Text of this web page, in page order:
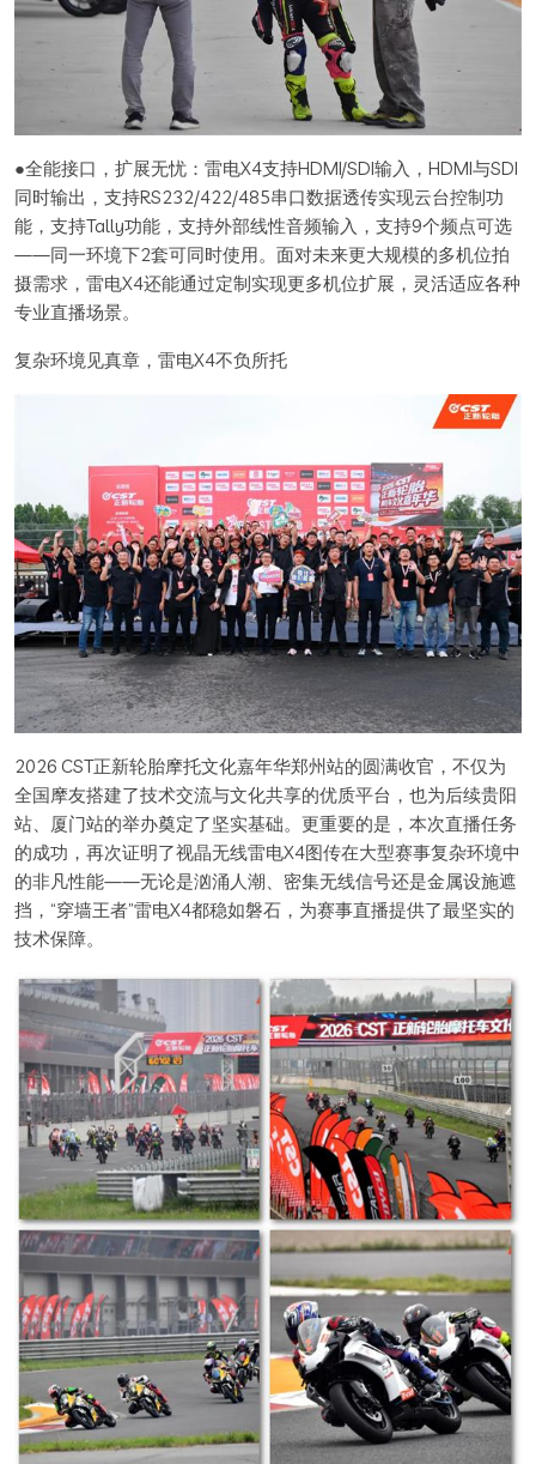
●全能接口，扩展无忧：雷电X4支持HDMI/SDI输入，HDMI与SDI
同时输出，支持RS232/422/485串口数据透传实现云台控制功
能，支持Tally功能，支持外部线性音频输入，支持9个频点可选
——同一环境下2套可同时使用。面对未来更大规模的多机位拍
摄需求，雷电X4还能通过定制实现更多机位扩展，灵活适应各种
专业直播场景。
复杂环境见真章，雷电X4不负所托
2026 CST正新轮胎摩托文化嘉年华郑州站的圆满收官，不仅为
全国摩友搭建了技术交流与文化共享的优质平台，也为后续贵阳
站、厦门站的举办奠定了坚实基础。更重要的是，本次直播任务
的成功，再次证明了视晶无线雷电X4图传在大型赛事复杂环境中
的非凡性能——无论是汹涌人潮、密集无线信号还是金属设施遮
挡，“穿墙王者”雷电X4都稳如磐石，为赛事直播提供了最坚实的
技术保障。